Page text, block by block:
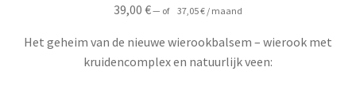
39,00€— of 37,05€ / maand
Het geheim van de nieuwe wierookbalsem – wierook met
kruidencomplex en natuurlijk veen: